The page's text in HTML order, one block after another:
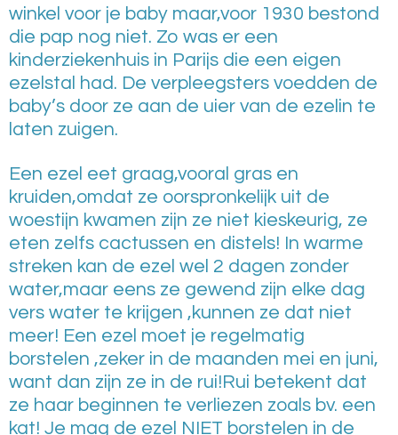
winkel voor je baby maar,voor 1930 bestond
die pap nog niet. Zo was er een
kinderziekenhuis in Parijs die een eigen
ezelstal had. De verpleegsters voedden de
baby’s door ze aan de uier van de ezelin te
laten zuigen.
Een ezel eet graag,vooral gras en
kruiden,omdat ze oorspronkelijk uit de
woestijn kwamen zijn ze niet kieskeurig, ze
eten zelfs cactussen en distels! In warme
streken kan de ezel wel 2 dagen zonder
water,maar eens ze gewend zijn elke dag
vers water te krijgen ,kunnen ze dat niet
meer! Een ezel moet je regelmatig
borstelen ,zeker in de maanden mei en juni,
want dan zijn ze in de rui!Rui betekent dat
ze haar beginnen te verliezen zoals bv. een
kat! Je mag de ezel NIET borstelen in de